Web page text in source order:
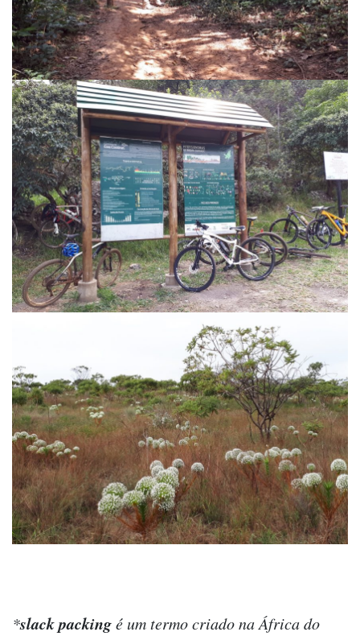
*slack packingé um termo criado na África do